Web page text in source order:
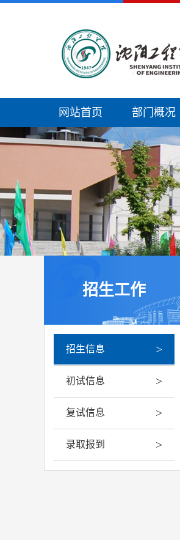
网站首页 部门概况
招生工作
招生信息 >
初试信息 >
复试信息 >
录取报到 >